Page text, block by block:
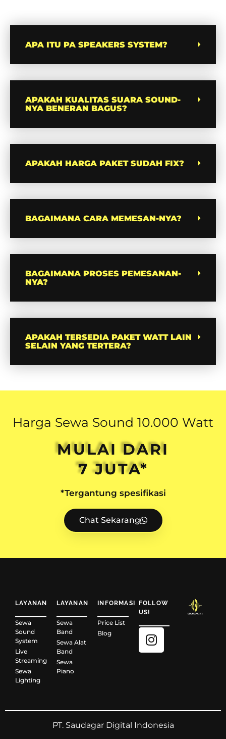
APA ITU PA SPEAKERS SYSTEM?
APAKAH KUALITAS SUARA SOUND-
NYA BENERAN BAGUS?
APAKAH HARGA PAKET SUDAH FIX?
BAGAIMANA CARA MEMESAN-NYA?
BAGAIMANA PROSES PEMESANAN-
NYA?
APAKAH TERSEDIA PAKET WATT LAIN
SELAIN YANG TERTERA?
Harga Sewa Sound 10.000 Watt
MULAI DARI
7 JUTA*
*Tergantung spesifikasi
Chat Sekarang
LAYANAN
Sewa
Sound
System
Live
Streaming
Sewa
Lighting
LAYANAN
Sewa
Band
Sewa Alat
Band
Sewa
Piano
INFORMASI
Price List
Blog
FOLLOW
US!
PT. Saudagar Digital Indonesia